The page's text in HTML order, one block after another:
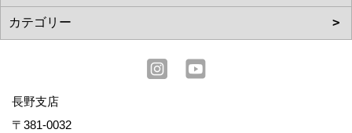
長野支店
〒381-0032